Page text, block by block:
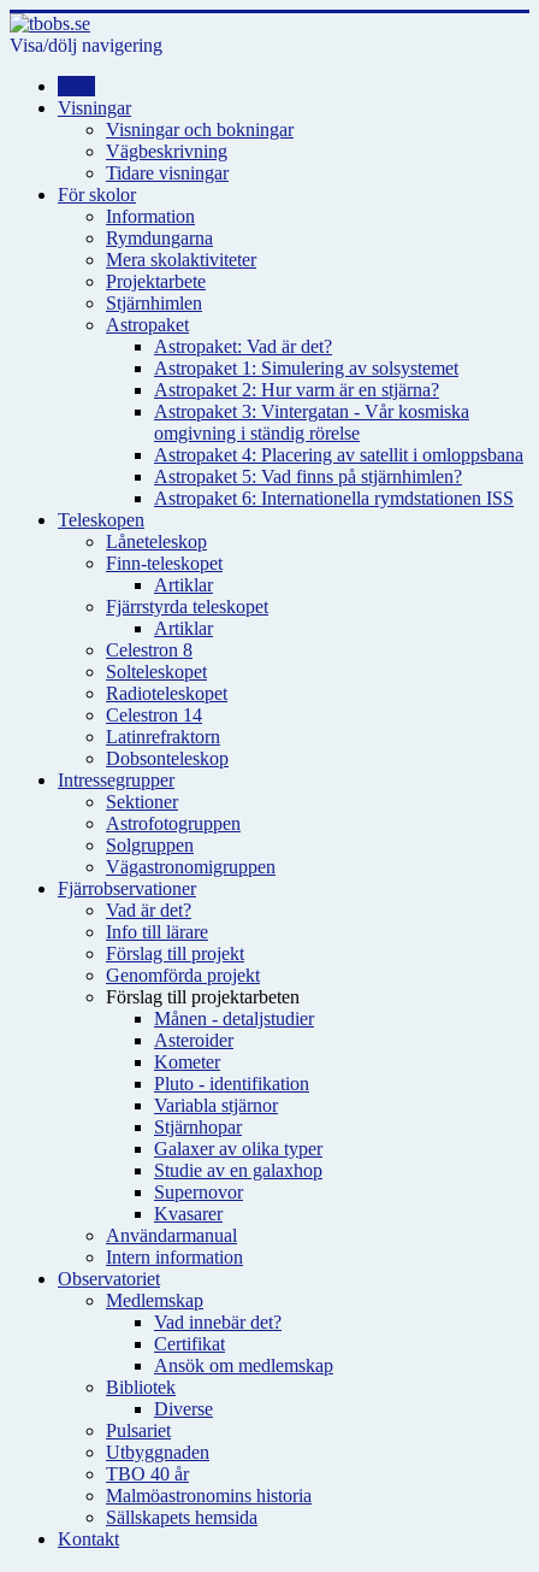
Visa/dölj navigering
Visningar
Visningar och bokningar
Vägbeskrivning
Tidare visningar
För skolor
Information
Rymdungarna
Mera skolaktiviteter
Projektarbete
Stjärnhimlen
Astropaket
Astropaket: Vad är det?
Astropaket 1: Simulering av solsystemet
Astropaket 2: Hur varm är en stjärna?
Astropaket 3: Vintergatan - Vår kosmiska
omgivning i ständig rörelse
Astropaket 4: Placering av satellit i omloppsbana
Astropaket 5: Vad finns på stjärnhimlen?
Astropaket 6: Internationella rymdstationen ISS
Teleskopen
Låneteleskop
Finn-teleskopet
Artiklar
Fjärrstyrda teleskopet
Artiklar
Celestron 8
Solteleskopet
Radioteleskopet
Celestron 14
Latinrefraktorn
Dobsonteleskop
Intressegrupper
Sektioner
Astrofotogruppen
Solgruppen
Vägastronomigruppen
Fjärrobservationer
Vad är det?
Info till lärare
Förslag till projekt
Genomförda projekt
Förslag till projektarbeten
Månen - detaljstudier
Asteroider
Kometer
Pluto - identifikation
Variabla stjärnor
Stjärnhopar
Galaxer av olika typer
Studie av en galaxhop
Supernovor
Kvasarer
Användarmanual
Intern information
Observatoriet
Medlemskap
Vad innebär det?
Certifikat
Ansök om medlemskap
Bibliotek
Diverse
Pulsariet
Utbyggnaden
TBO 40 år
Malmöastronomins historia
Sällskapets hemsida
Kontakt